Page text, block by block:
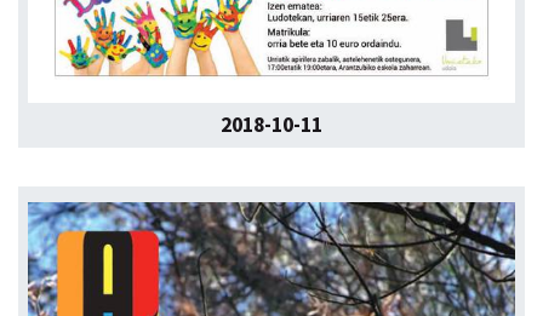
2018-10-11